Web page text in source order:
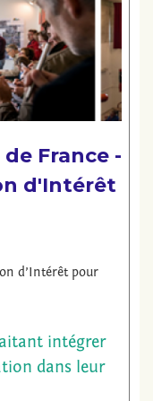
France -
d'Intérêt
d’Intérêt pour
intégrer
dans leur